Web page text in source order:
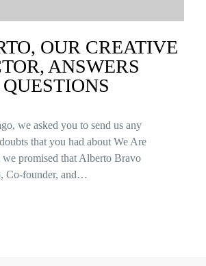
OUR CREATIVE
ANSWERS
we asked you to send us any
that you had about We Are
promised that Alberto Bravo
Co-founder, and…